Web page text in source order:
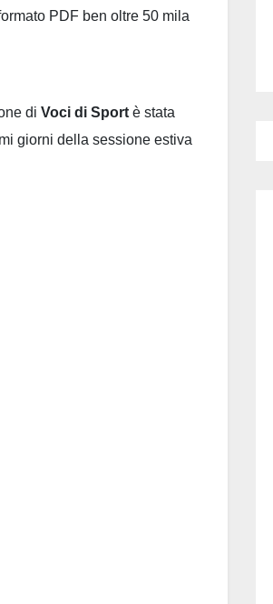
PDF ben oltre 50 mila
di Voci di Sport è stata
giorni della sessione estiva